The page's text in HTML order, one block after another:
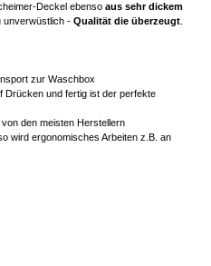
Deckel ebenso aus sehr dickem
unverwüstlich - Qualität die überzeugt.
zur Waschbox
Drücken und fertig ist der perfekte
den meisten Herstellern
wird ergonomisches Arbeiten z.B. an